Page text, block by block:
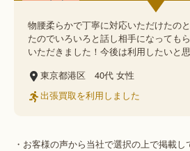
物腰柔らかで丁寧に対応いただけたの
たのでいろいろと話し相手になっても
いただきました！今後は利用したいと思
東京都港区
40代 女性
出張買取を利用しました
・お客様の声から当社で選択の上で掲載し